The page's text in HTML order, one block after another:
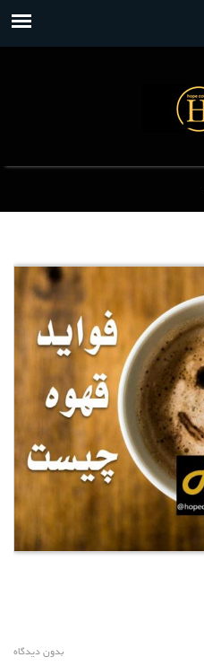
بدون دیدگاه